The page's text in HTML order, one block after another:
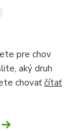
pre chov
aký druh
chovaťčítať